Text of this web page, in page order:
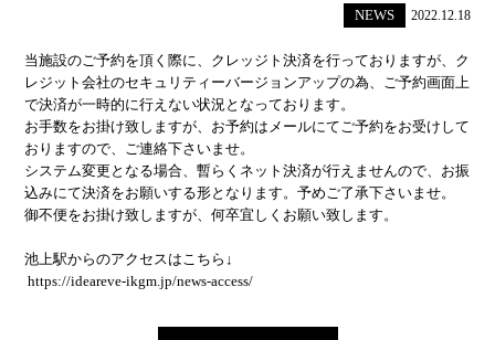
NEWS 2022.12.18
当施設のご予約を頂く際に、クレッジト決済を行っておりますが、ク
レジット会社のセキュリティーバージョンアップの為、ご予約画面上
で決済が一時的に行えない状況となっております。
お手数をお掛け致しますが、お予約はメールにてご予約をお受けして
おりますので、ご連絡下さいませ。
システム変更となる場合、暫らくネット決済が行えませんので、お振
込みにて決済をお願いする形となります。予めご了承下さいませ。
御不便をお掛け致しますが、何卒宜しくお願い致します。
池上駅からのアクセスはこちら↓
https://ideareve-ikgm.jp/news-access/